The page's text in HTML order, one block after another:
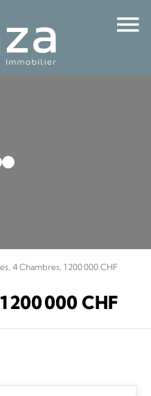
4 Chambres, 1 200 000 CHF
1 200 000 CHF